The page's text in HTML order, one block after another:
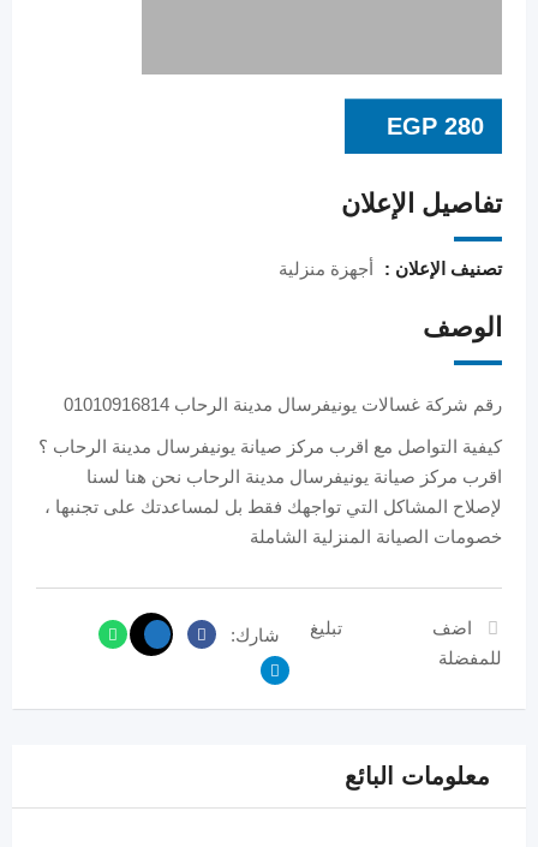
EGP 280
تفاصيل الإعلان
تصنيف الإعلان : أجهزة منزلية
الوصف
رقم شركة غسالات يونيفرسال مدينة الرحاب 01010916814
كيفية التواصل مع اقرب مركز صيانة يونيفرسال مدينة الرحاب ؟
اقرب مركز صيانة يونيفرسال مدينة الرحاب نحن هنا لسنا
لإصلاح المشاكل التي تواجهك فقط بل لمساعدتك على تجنبها ،
خصومات الصيانة المنزلية الشاملة
اضف
للمفضلة
تبليغ شارك:
معلومات البائع